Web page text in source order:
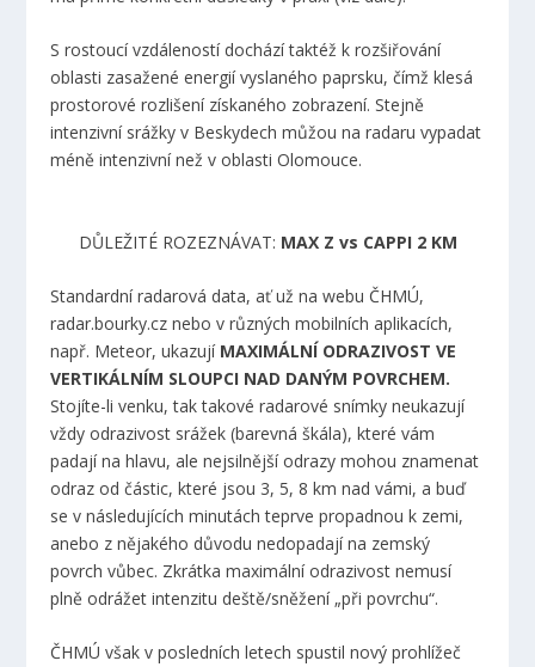
S rostoucí vzdáleností dochází taktéž k rozšiřování
oblasti zasažené energií vyslaného paprsku, čímž klesá
prostorové rozlišení získaného zobrazení. Stejně
intenzivní srážky v Beskydech můžou na radaru vypadat
méně intenzivní než v oblasti Olomouce.
DŮLEŽITÉ ROZEZNÁVAT: MAX Z vs CAPPI 2 KM
Standardní radarová data, ať už na webu ČHMÚ,
radar.bourky.cz nebo v různých mobilních aplikacích,
např. Meteor, ukazují MAXIMÁLNÍ ODRAZIVOST VE
VERTIKÁLNÍM SLOUPCI NAD DANÝM POVRCHEM.
Stojíte-li venku, tak takové radarové snímky neukazují
vždy odrazivost srážek (barevná škála), které vám
padají na hlavu, ale nejsilnější odrazy mohou znamenat
odraz od částic, které jsou 3, 5, 8 km nad vámi, a buď
se v následujících minutách teprve propadnou k zemi,
anebo z nějakého důvodu nedopadají na zemský
povrch vůbec. Zkrátka maximální odrazivost nemusí
plně odrážet intenzitu deště/sněžení „při povrchu“.
ČHMÚ však v posledních letech spustil nový prohlížeč